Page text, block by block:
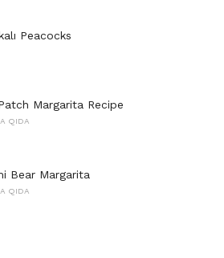
Peacocks
Margarita Recipe
QIDA
Bear Margarita
QIDA